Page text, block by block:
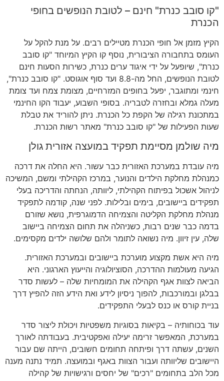
"קו סובב כנרת" חינם – לטובת הנופשים בחופי
הכנרת
הקיץ מזמן אל חופי הכנרת מטיילים רבים. על מנת להקל על
העומס בתחבורה הציבורית, נוסף קו הקיץ המיוחד "קו סובב
כנרת", שיופעל על ידי איגוד ערים כנרת, כשירות הסעות חינם
לטובת הנופשים, החל מה-8.8 ועד סוף אוגוסט. "קו סובב כנרת",
חינמי ומתוגבר, יפעל בחופים המזרחיים, מצומת צמח ועד צומת
מעלה גמלא ובחזרה לטבריה. בסופי השבוע, יעבוד הקו החינמי
במתכונת רגילה של הקפת כל הכנרת. ניתן להוריד את טבלת
שעות הפעילות של "קו סובב כנרת" מאתר רשות הכנרת.
מיה שולמן מסיימת תפקיד במועצה אזורית גולן
מיה עובדת במערכת האזורית כבר עשור. היא החלה את דרכה
כמנהלת מחלקת הילדים והנוער, במרכז הקהילתי ומשם, המשיכה
לניהול אשכול בפיתוח הקהילתי, ליוותה, הנחתה והדריכה בעלי
תפקידים ביישובים, בימים ובלילות. לפני שנה, קודמה לתפקיד
מנהלת מחלקת הקליטה והצמיחה הדמוגרפית, נושא שזורם
בדמה כבר שנים רבות, כשניהלה את תחום הצמיחה ביישוב
שלה, עין זיוון. מיה נשואה לתומר ולהם שלושה ילדים מקסימים.
מיה היא אשת מקצוע מוערכת ביישובים ובמערכת האזורית.
הגיעה מעולמות ההדרכה, הסוציולוגיה והייעוץ הארגוני. היא
הביאה לצוות אגף הקהילה את המומחיות שלה – לעשות סדר
בבלגן ובמורכבות, להפוך ניסיון לידע ואת הידע הזה להפיץ דרך
בניית קורס או כנס לבעלי התפקידים.
עוד בכוחותיה – בקיאות בסוגיות משפטיות ויכולת ליצור סדר
במערכת, המאפשר זרימה יעילה ואפקטיבית. בעבודתה לאורך
השנים, עשתה דרך ופיתחה תחומים חשובים, הייתה שם עבור
היישובים שליוותה ועבור הצוות באגף ובמועצה. תמיד נתנה מענה
מכל הלב בתחומים "רכים" של יחסים ורגישויות של קהילה